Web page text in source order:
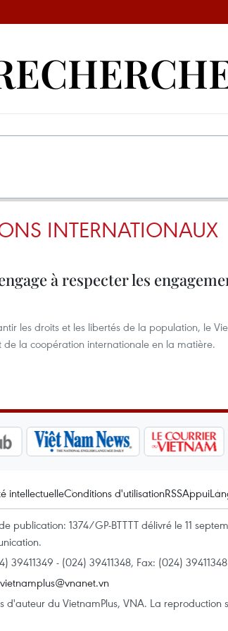
INTERNATIONAUX
à respecter les
les droits et les libertés de la population, le
la coopération internationale en la matière.
intellectuelleConditions d'utilisationRSSAppui
publication: 1374/GP-BTTTT délivré le 11
39411349 - (024) 39411348, Fax: (024) 39411348
vietnamplus@vnanet.vn
d'auteur du VietnamPlus, VNA. La reproduction